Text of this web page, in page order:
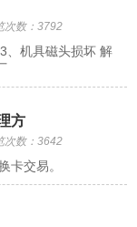
次数：3792
、机具磁头损坏 解
方
次数：3642
卡交易。